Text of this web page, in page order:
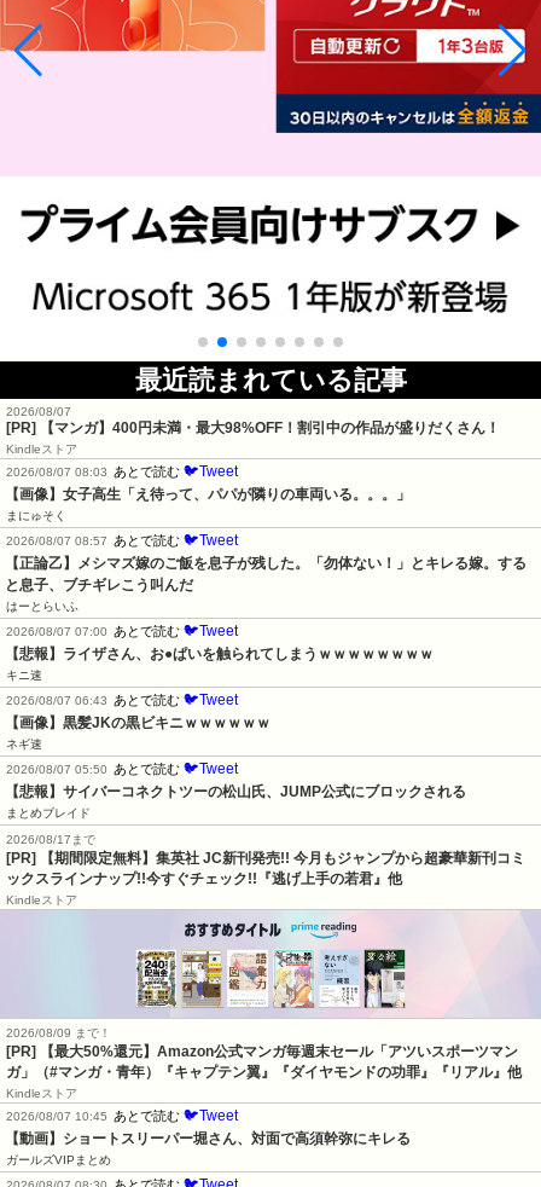
最近読まれている記事
2026/08/07
[PR] 【マンガ】400円未満・最大98%OFF！割引中の作品が盛りだくさん！
Kindleストア
2026/08/07 08:03
あとで読む 🐦Tweet
【画像】女子高生「え待って、パパが隣りの車両いる。。。」
まにゅそく
2026/08/07 08:57
あとで読む 🐦Tweet
【正論乙】メシマズ嫁のご飯を息子が残した。「勿体ない！」とキレる嫁。する
と息子、ブチギレこう叫んだ
はーとらいふ
2026/08/07 07:00
あとで読む 🐦Tweet
【悲報】ライザさん、お●ぱいを触られてしまうｗｗｗｗｗｗｗｗ
キニ速
2026/08/07 06:43
あとで読む 🐦Tweet
【画像】黒髪JKの黒ビキニｗｗｗｗｗｗ
ネギ速
2026/08/07 05:50
あとで読む 🐦Tweet
【悲報】サイバーコネクトツーの松山氏、JUMP公式にブロックされる
まとめブレイド
2026/08/17まで
[PR] 【期間限定無料】集英社 JC新刊発売!! 今月もジャンプから超豪華新刊コミ
ックスラインナップ!!今すぐチェック!!『逃げ上手の若君』他
Kindleストア
2026/08/09 まで！
[PR]
【最大50%還元】Amazon公式マンガ毎週末セール「アツいスポーツマン
ガ」（#マンガ・青年）『キャプテン翼』『ダイヤモンドの功罪』『リアル』他
Kindleストア
2026/08/07 10:45
あとで読む 🐦Tweet
【動画】ショートスリーパー堀さん、対面で高須幹弥にキレる
ガールズVIPまとめ